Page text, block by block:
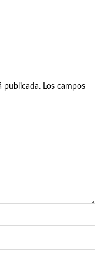
publicada. Los campos